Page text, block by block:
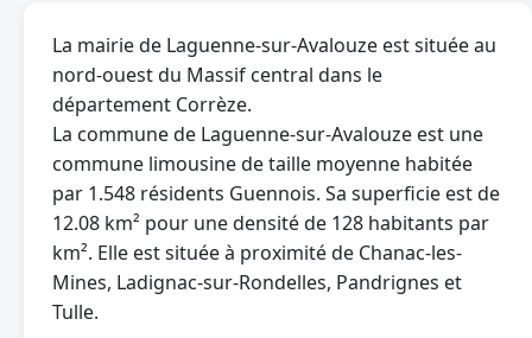
La mairie de Laguenne-sur-Avalouze est située au
nord-ouest du Massif central dans le
département Corrèze.
La commune de Laguenne-sur-Avalouze est une
commune limousine de taille moyenne habitée
par 1.548 résidents Guennois. Sa superficie est de
12.08 km² pour une densité de 128 habitants par
km². Elle est située à proximité de Chanac-les-
Mines, Ladignac-sur-Rondelles, Pandrignes et
Tulle.